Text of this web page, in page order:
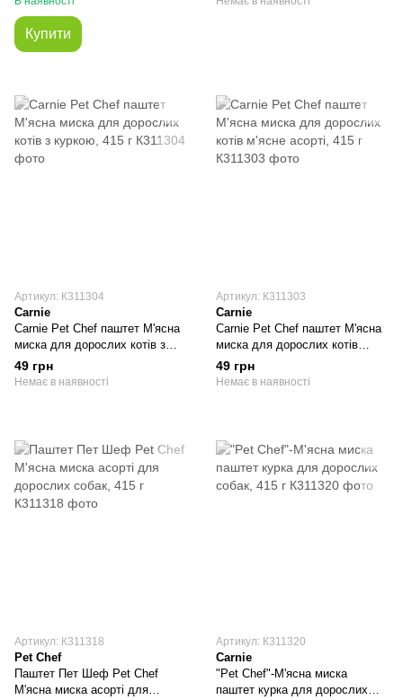
Купити
Артикул: К311304
Carnie
Carnie Pet Chef паштет М'ясна
миска для дорослих котів з
куркою, 415 г
49 грн
Немає в наявності
Артикул: К311303
Carnie
Carnie Pet Chef паштет М'ясна
миска для дорослих котів
м'ясне асорті, 415 г
49 грн
Немає в наявності
Артикул: К311318
Pet Chef
Паштет Пет Шеф Pet Chef
М'ясна миска асорті для
Артикул: К311320
Carnie
"Pet Chef"-М'ясна миска
паштет курка для дорослих